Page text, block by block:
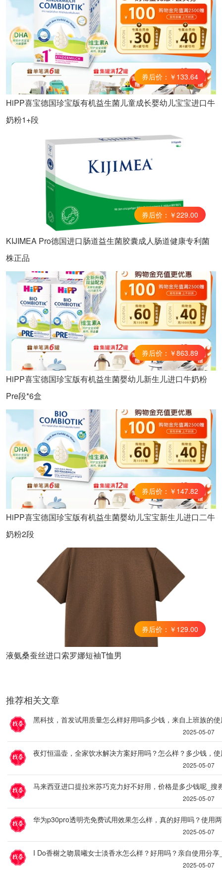
券后价：￥133.64
HiPP喜宝德国珍宝版有机益生菌儿童成长婴幼儿宝宝进口牛
奶粉1+段
券后价：￥229.00
KIJIMEA Pro德国进口肠道益生菌胶囊成人肠道健康专利菌
株正品
券后价：￥863.89
HiPP喜宝德国珍宝版有机益生菌婴幼儿新生儿进口牛奶粉
Pre段*6盒
券后价：￥147.82
HiPP喜宝德国珍宝版有机益生菌婴幼儿宝宝新生儿进口二牛
奶粉2段
券后价：￥129.00
液氨桑蚕丝进口索罗娜短袖T恤男
推荐相关文章
黑科技，首发试用质量怎么样好用吗多少钱，来自上班族的
2025-05-07
夜灯恒温壶，全家饮水解决方案好用吗？怎么样？多少钱，
2025-05-07
马来西亚进口提拉米苏巧克力好不好用，价格是多少钱呢_搜
2025-05-07
华为p30pro透明壳免费试用效果怎么样，真的好用吗？使用
2025-05-07
I Do香榭之吻晨曦女士淡香水怎么样？好用吗？亲自使用分享
2025-05-07